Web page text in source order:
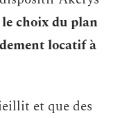
le choix du plan
locatif à
et que des